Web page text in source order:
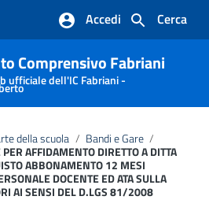
Cerca
Accedi
Comprensivo Fabriani
ufficiale dell'IC Fabriani -
della scuola / Bandi e Gare /
AFFIDAMENTO DIRETTO A DITTA
ABBONAMENTO 12 MESI
DOCENTE ED ATA SULLA
AI SENSI DEL D.LGS 81/2008